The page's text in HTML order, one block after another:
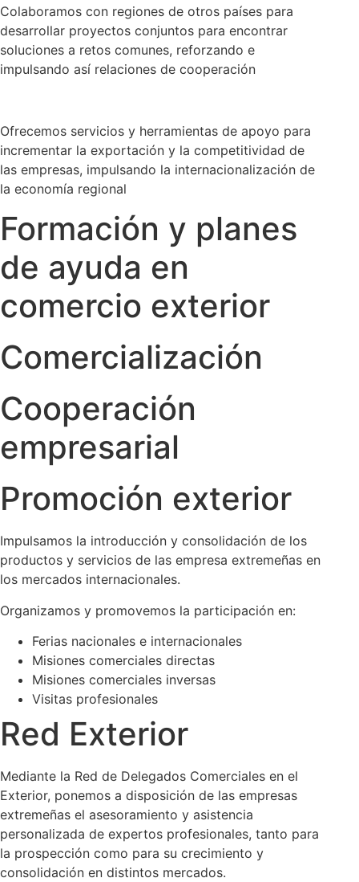
Colaboramos con regiones de otros países para
desarrollar proyectos conjuntos para encontrar
soluciones a retos comunes, reforzando e
impulsando así relaciones de cooperación
Ofrecemos servicios y herramientas de apoyo para
incrementar la exportación y la competitividad de
las empresas, impulsando la internacionalización de
la economía regional
Formación y planes
de ayuda en
comercio exterior
Comercialización
Cooperación
empresarial
Promoción exterior
Impulsamos la introducción y consolidación de los
productos y servicios de las empresa extremeñas en
los mercados internacionales.
Organizamos y promovemos la participación en:
Ferias nacionales e internacionales
Misiones comerciales directas
Misiones comerciales inversas
Visitas profesionales
Red Exterior
Mediante la Red de Delegados Comerciales en el
Exterior, ponemos a disposición de las empresas
extremeñas el asesoramiento y asistencia
personalizada de expertos profesionales, tanto para
la prospección como para su crecimiento y
consolidación en distintos mercados.